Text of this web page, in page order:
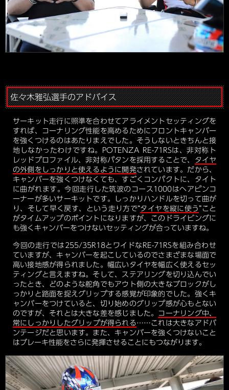
佐々木雅弘選手のアドバイス
サーキット走行に照準を合わせてアライメントセッティングを
すれば、コーナリング性能を高めるためにフロントキャンバー
を強くつけるのはあたりまえでした。そうしないときちんと接
地しなかったわけですね。POTENZA RE-71RSは、非対称ト
レッドプロファイル、非対称パタンを採用することで、
タイヤ
の外側をしっかりと使えるように開発されています。だから、
キャンバーを強くつけなくても、すごくコンパクトに、タイト
に曲がれます。今回走行した筑波のコース1000はヘアピンコ
ーナーが多いサーキットです。しっかりハンドルを切って曲が
り、そして早く戻す、という走り方で“タイヤを縦に使う”こと
がタイムアップのポイントになりますが、このドライビングに
も強くキャンバーをつけないセッティングが合っていますね。
今回の走行では255/35R18とワイドなRE-71RSを組み合わせ
ていますが、キャンバーを起こしているのでさまざまな場面で
高い接地感が得られました。幅広いタイヤを幅広く使えるセッ
ティングと言えますね。そして、ステアリングを切り込んでい
ったとき、どのような舵角でもアウト側の大きなブロックがし
っかりと路面を捉えグリップする感覚が印象的でした。強くキ
ャンバーをつけていると、切り始めのグリップ感が心もとない
のですが、それとは大きな差を感じました。
コーナリング中、
常にしっかりしたグリップが得られる……これは大きなアドバ
ンテージだと思います。また、キャンバーを強くつけないこと
はブレーキ性能をさらに発揮させることにもつながります。